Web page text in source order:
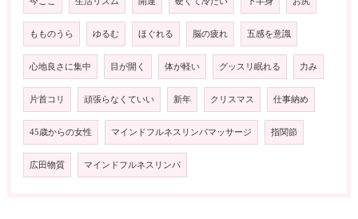
もものうら ゆるむ ほぐれる 脳の疲れ 五感を意識
心地良さに集中 目が開く 体が軽い グッスリ眠れる 力み
片首コリ 頑張らなくていい 新年 クリスマス 仕事納め
45歳からの女性 マインドフルネスリンパマッサージ 指関節
広田物質 マインドフルネスリンパ